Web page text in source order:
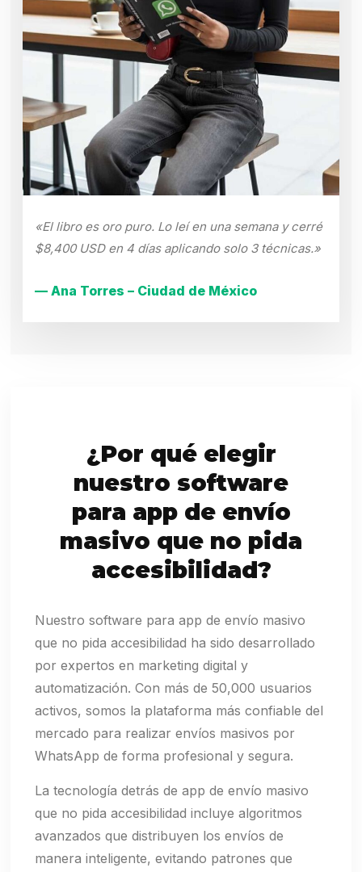
«El libro es oro puro. Lo leí en una semana y cerré
$8,400 USD en 4 días aplicando solo 3 técnicas.»
— Ana Torres – Ciudad de México
¿Por qué elegir
nuestro software
para app de envío
masivo que no pida
accesibilidad?
Nuestro software para app de envío masivo
que no pida accesibilidad ha sido desarrollado
por expertos en marketing digital y
automatización. Con más de 50,000 usuarios
activos, somos la plataforma más confiable del
mercado para realizar envíos masivos por
WhatsApp de forma profesional y segura.
La tecnología detrás de app de envío masivo
que no pida accesibilidad incluye algoritmos
avanzados que distribuyen los envíos de
manera inteligente, evitando patrones que